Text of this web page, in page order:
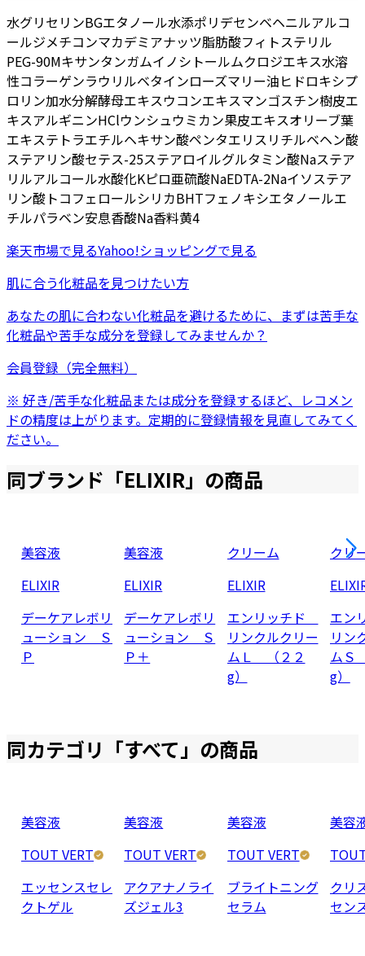
水グリセリンBGエタノール水添ポリデセンベヘニルアルコ
ールジメチコンマカデミアナッツ脂肪酸フィトステリル
PEG-90Mキサンタンガムイノシトールムクロジエキス水溶
性コラーゲンラウリルベタインローズマリー油ヒドロキシプ
ロリン加水分解酵母エキスウコンエキスマンゴスチン樹皮エ
キスアルギニンHClウンシュウミカン果皮エキスオリーブ葉
エキステトラエチルヘキサン酸ペンタエリスリチルベヘン酸
ステアリン酸セテス-25ステアロイルグルタミン酸Naステア
リルアルコール水酸化Kピロ亜硫酸NaEDTA-2Naイソステア
リン酸 トコフェロールシリカBHTフェノキシエタノールエ
チルパラベン安息香酸Na香料黄4
楽天市場で見るYahoo!ショッピングで見る
肌に合う化粧品を見つけたい方
あなたの肌に合わない化粧品を避けるために、まずは苦手な
化粧品や苦手な成分を登録してみませんか？
会員登録（完全無料）
※ 好き/苦手な化粧品または成分を登録するほど、レコメン
ドの精度は上がります。定期的に登録情報を見直してみてく
ださい。
同ブランド「ELIXIR」の商品
美容液
ELIXIR
デーケアレボリ
ューション Ｓ
Ｐ
美容液
ELIXIR
デーケアレボリ
ューション Ｓ
Ｐ＋
クリーム
ELIXIR
エンリッチド
リンクルクリー
ムＬ （２２
g）
クリ
エン
リン
ムＳ
g）
同カテゴリ「すべて」の商品
美容液
TOUT VERT
エッセンスセレ
クトゲル
美容液
TOUT VERT
アクアナノライ
ズジェル3
美容液
TOUT VERT
ブライトニング
セラム
美容
クリ
セン